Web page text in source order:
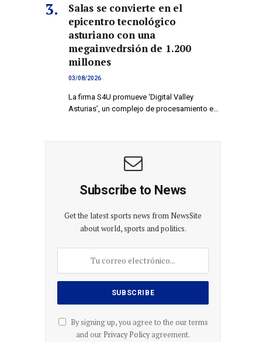
Salas se convierte en el
epicentro tecnológico
asturiano con una
megainvedrsión de 1.200
millones
03/08/2026
La firma S4U promueve ‘Digital Valley
Asturias’, un complejo de procesamiento e…
Subscribe to News
Get the latest sports news from NewsSite
about world, sports and politics.
By signing up, you agree to the our terms
and our Privacy Policyagreement.